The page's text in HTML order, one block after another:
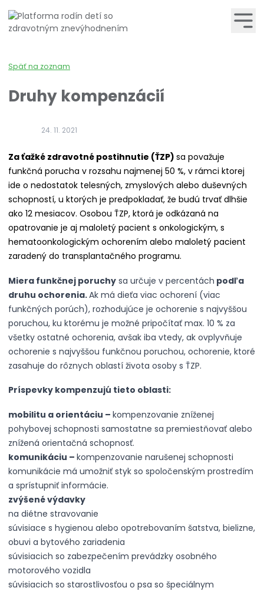
Späť na zoznam
Druhy kompenzácií
24. 11. 2021
Za ťažké zdravotné postihnutie (ŤZP) sa považuje
funkčná porucha v rozsahu najmenej 50 %, v rámci ktorej
ide o nedostatok telesných, zmyslových alebo duševných
schopností, u ktorých je predpokladať, že budú trvať dlhšie
ako 12 mesiacov. Osobou ŤZP, ktorá je odkázaná na
opatrovanie je aj maloletý pacient s onkologickým, s
hematoonkologickým ochorením alebo maloletý pacient
zaradený do transplantačného programu.
Miera funkčnej poruchy sa určuje v percentách podľa
druhu ochorenia.Ak má dieťa viac ochorení (viac
funkčných porúch), rozhodujúce je ochorenie s najvyššou
poruchou, ku ktorému je možné pripočítať max. 10 % za
všetky ostatné ochorenia, avšak iba vtedy, ak ovplyvňuje
ochorenie s najvyššou funkčnou poruchou, ochorenie, ktoré
zasahuje do rôznych oblastí života osoby s ŤZP.
Príspevky kompenzujú tieto oblasti:
mobilitu a orientáciu – kompenzovanie zníženej
pohybovej schopnosti samostatne sa premiestňovať alebo
znížená orientačná schopnosť.
komunikáciu – kompenzovanie narušenej schopnosti
komunikácie má umožniť styk so spoločenským prostredím
a sprístupniť informácie.
zvýšené výdavky
na diétne stravovanie
súvisiace s hygienou alebo opotrebovaním šatstva, bielizne,
obuvi a bytového zariadenia
súvisiacich so zabezpečením prevádzky osobného
motorového vozidla
súvisiacich so starostlivosťou o psa so špeciálnym